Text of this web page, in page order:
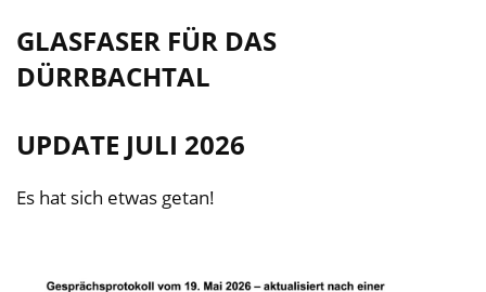
GLASFASER FÜR DAS
DÜRRBACHTAL
UPDATE JULI 2026
Es hat sich etwas getan!